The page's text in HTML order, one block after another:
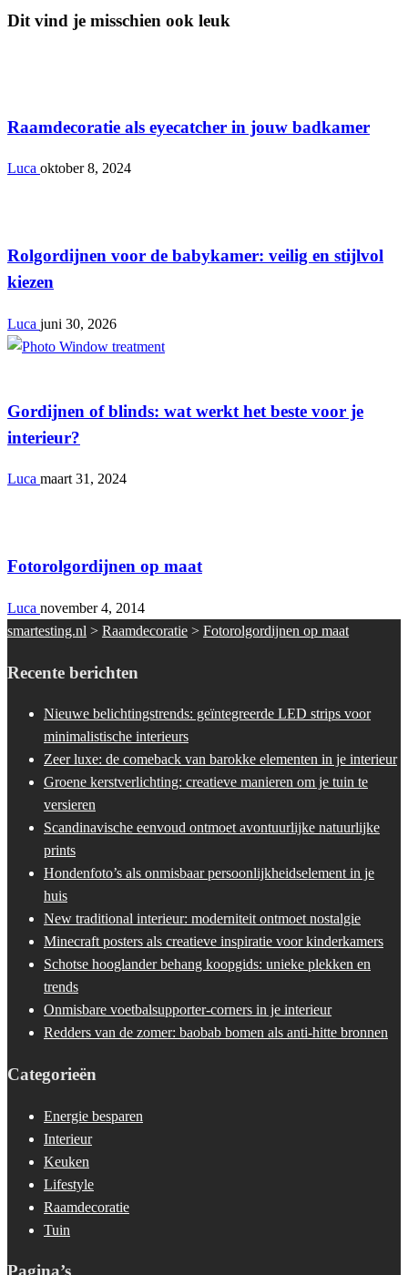
Dit vind je misschien ook leuk
Raamdecoratie als eyecatcher in jouw badkamer
Luca oktober 8, 2024
Rolgordijnen voor de babykamer: veilig en stijlvol
kiezen
Luca juni 30, 2026
Gordijnen of blinds: wat werkt het beste voor je
interieur?
Luca maart 31, 2024
Fotorolgordijnen op maat
Luca november 4, 2014
smartesting.nl > Raamdecoratie > Fotorolgordijnen op maat
Recente berichten
Nieuwe belichtingstrends: geïntegreerde LED strips voor
minimalistische interieurs
Zeer luxe: de comeback van barokke elementen in je interieur
Groene kerstverlichting: creatieve manieren om je tuin te
versieren
Scandinavische eenvoud ontmoet avontuurlijke natuurlijke
prints
Hondenfoto’s als onmisbaar persoonlijkheidselement in je
huis
New traditional interieur: moderniteit ontmoet nostalgie
Minecraft posters als creatieve inspiratie voor kinderkamers
Schotse hooglander behang koopgids: unieke plekken en
trends
Onmisbare voetbalsupporter-corners in je interieur
Redders van de zomer: baobab bomen als anti-hitte bronnen
Categorieën
Energie besparen
Interieur
Keuken
Lifestyle
Raamdecoratie
Tuin